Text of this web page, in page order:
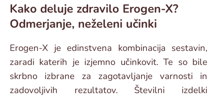
Kako deluje zdravilo Erogen-X?
Odmerjanje, neželeni učinki
Erogen-X je edinstvena kombinacija sestavin,
zaradi katerih je izjemno učinkovit. Te so bile
skrbno izbrane za zagotavljanje varnosti in
zadovoljivih rezultatov. Številni izdelki